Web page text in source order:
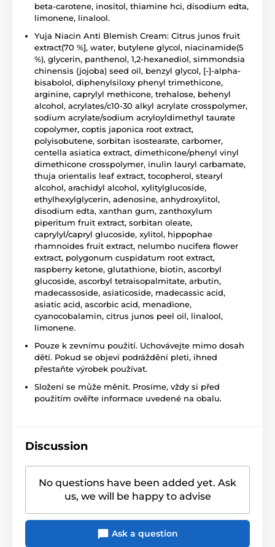
beta-carotene, inositol, thiamine hci, disodium edta,
limonene, linalool.
Yuja Niacin Anti Blemish Cream: Citrus junos fruit
extract(70 %], water, butylene glycol, niacinamide(5
%), glycerin, panthenol, 1,2-hexanediol, simmondsia
chinensis (jojoba) seed oil, benzyl glycol, [-]-alpha-
bisabolol, diphenylsiloxy phenyl trimethicone,
arginine, caprylyl methicone, trehalose, behenyl
alcohol, acrylates/c10-30 alkyl acrylate crosspolymer,
sodium acrylate/sodium acryloyldimethyl taurate
copolymer, coptis japonica root extract,
polyisobutene, sorbitan isostearate, carbomer,
centella asiatica extract, dimethicone/phenyl vinyl
dimethicone crosspolymer, inulin lauryl carbamate,
thuja orientalis leaf extract, tocopherol, stearyl
alcohol, arachidyl alcohol, xylitylglucoside,
ethylhexylglycerin, adenosine, anhydroxylitol,
disodium edta, xanthan gum, zanthoxylum
piperitum fruit extract, sorbitan oleate,
caprylyl/capryl glucoside, xylitol, hippophae
rhamnoides fruit extract, nelumbo nucifera flower
extract, polygonum cuspidatum root extract,
raspberry ketone, glutathione, biotin, ascorbyl
glucoside, ascorbyl tetraisopalmitate, arbutin,
madecassoside, asiaticoside, madecassic acid,
asiatic acid, ascorbic acid, menadione,
cyanocobalamin, citrus junos peel oil, linalool,
limonene.
Pouze k zevnímu použití. Uchovávejte mimo dosah
dětí. Pokud se objeví podráždění pleti, ihned
přestaňte výrobek používat.
Složení se může měnit. Prosíme, vždy si před
použitím ověřte informace uvedené na obalu.
Discussion
No questions have been added yet. Ask
us, we will be happy to advise
Ask a question